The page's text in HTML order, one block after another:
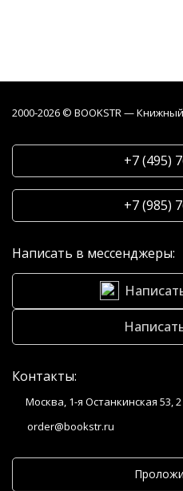
2000-2026 © BOOKSTR —
+7 (495)
+7 (985)
Написать в мессенджеры:
Контакты:
Москва, 1-я Останкинская 53,
order@bookstr.ru